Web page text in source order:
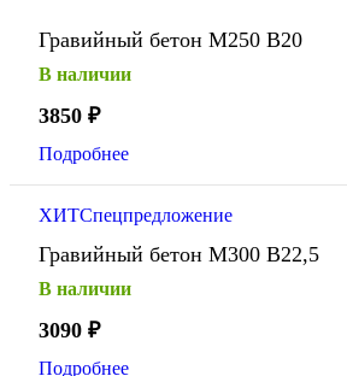
Гравийный бетон М250 В20
В наличии
3850 ₽
Подробнее
ХИТСпецпредложение
Гравийный бетон М300 В22,5
В наличии
3090 ₽
Подробнее